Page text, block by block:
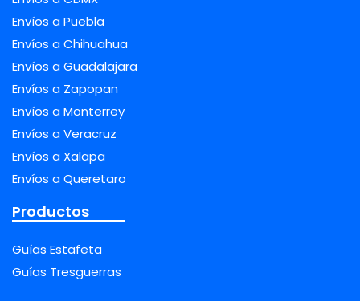
Envíos a Puebla
Envíos a Chihuahua
Envíos a Guadalajara
Envíos a Zapopan
Envíos a Monterrey
Envíos a Veracruz
Envíos a Xalapa
Envíos a Queretaro
Productos
Guías Estafeta
Guías Tresguerras